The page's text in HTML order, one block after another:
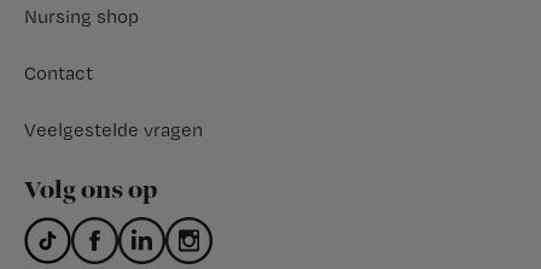
Nursing shop
Contact
Veelgestelde vragen
Volg ons op